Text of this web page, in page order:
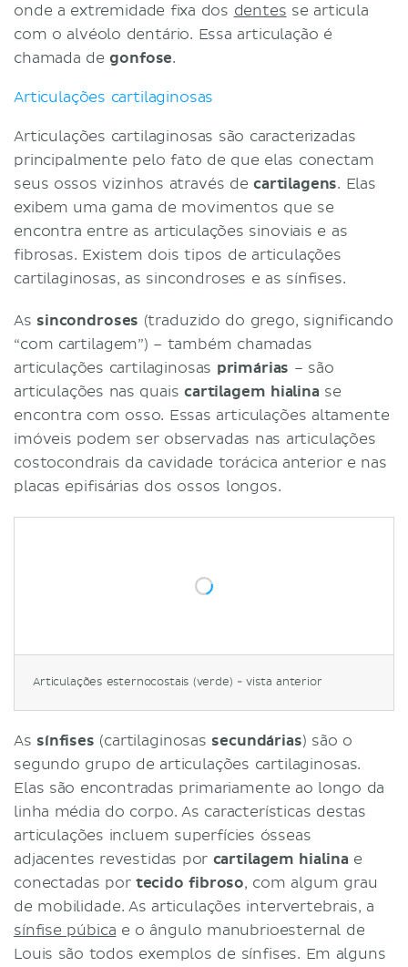
onde a extremidade fixa dos dentes se articula
com o alvéolo dentário. Essa articulação é
chamada degonfose.
Articulações cartilaginosas
Articulações cartilaginosas são caracterizadas
principalmente pelo fato de que elas conectam
seus ossos vizinhos através decartilagens. Elas
exibem uma gama de movimentos que se
encontra entre as articulações sinoviais e as
fibrosas. Existem dois tipos de articulações
cartilaginosas, as sincondroses e as sínfises.
As sincondroses (traduzido do grego, significando
“com cartilagem”) – também chamadas
articulações cartilaginosas primárias – são
articulações nas quaiscartilagem hialina se
encontra com osso. Essas articulações altamente
imóveis podem ser observadas nas articulações
costocondrais da cavidade torácica anterior e nas
placas epifisárias dos ossos longos.
Articulações esternocostais (verde) - vista anterior
As sínfises (cartilaginosas secundárias) são o
segundo grupo de articulações cartilaginosas.
Elas são encontradas primariamente ao longo da
linha média do corpo. As características destas
articulações incluem superfícies ósseas
adjacentes revestidas por cartilagem hialina e
conectadas por tecido fibroso, com algum grau
de mobilidade. As articulações intervertebrais, a
sínfise púbica e o ângulo manubrioesternal de
Louis são todos exemplos de sínfises. Em alguns